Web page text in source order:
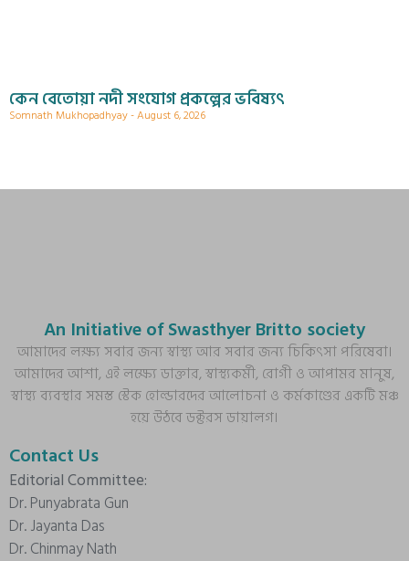
কেন বেতোয়া নদী সংযোগ প্রকল্পের ভবিষ্যৎ
Somnath Mukhopadhyay August 6, 2026
An Initiative of Swasthyer Britto society
আমাদের লক্ষ্য সবার জন্য স্বাস্থ্য আর সবার জন্য চিকিৎসা পরিষেবা।
আমাদের আশা, এই লক্ষ্যে ডাক্তার, স্বাস্থ্যকর্মী, রোগী ও আপামর মানুষ,
স্বাস্থ্য ব্যবস্থার সমস্ত স্টেক হোল্ডারদের আলোচনা ও কর্মকাণ্ডের একটি মঞ্চ
হয়ে উঠবে ডক্টরস ডায়ালগ।
Contact Us
Editorial Committee:
Dr. Punyabrata Gun
Dr. Jayanta Das
Dr. Chinmay Nath